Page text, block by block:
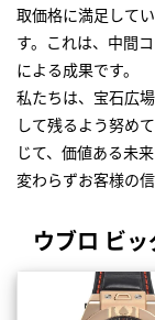
取価格に満足して
す。これは、中間
による成果です。
私たちは、宝石広
して残るよう努め
じて、価値ある未
変わらずお客様の
ウブロ ビ